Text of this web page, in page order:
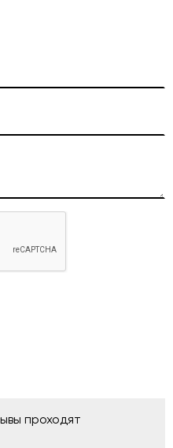
проходят